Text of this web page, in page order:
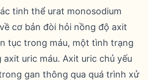
tinh thể urat monosodium
cơ bản đòi hỏi nồng độ axit
tục trong máu, một tình trạng
axit uric máu. Axit uric chủ yếu
gan thông qua quá trình xử